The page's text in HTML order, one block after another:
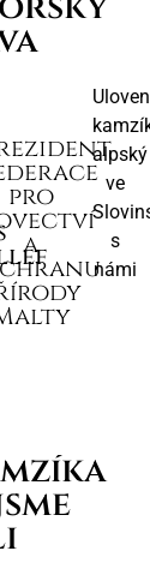
pro
a
Uloven
alpský
ve
s
námi